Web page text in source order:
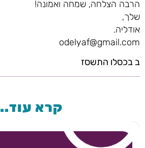
הרבה הצלחה, שמחה ואמונה!
שלך,
אודליה.
odelyaf@gmail.com
ב בכסלו התשסז
קרא עוד..